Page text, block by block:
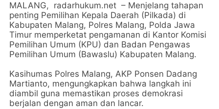
MALANG, radarhukum.net – Menjelang tahapan
penting Pemilihan Kepala Daerah (Pilkada) di
Kabupaten Malang, Polres Malang, Polda Jawa
Timur memperketat pengamanan di Kantor Komisi
Pemilihan Umum (KPU) dan Badan Pengawas
Pemilihan Umum (Bawaslu) Kabupaten Malang.
Kasihumas Polres Malang, AKP Ponsen Dadang
Martianto, mengungkapkan bahwa langkah ini
diambil guna memastikan proses demokrasi
berjalan dengan aman dan lancar.